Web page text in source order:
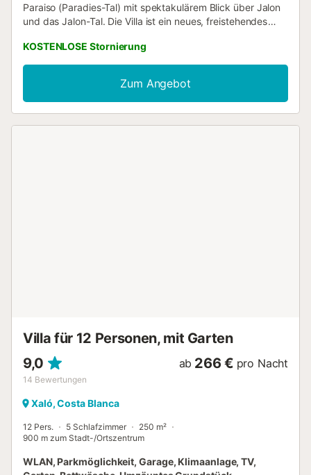
Paraiso (Paradies-Tal) mit spektakulärem Blick über Jalon
und das Jalon-Tal. Die Villa ist ein neues, freistehendes
Pool und verfügt über alle modernen Annehmlichkeiten wie
Klimaanlage in allen Zimmern. In der Nähe der Stadt Jalon,
aber auch eine kurze Fahrt von Calpe, Moraira, Javea und
Denia. Jalon ist ein kleines typisch spanisches Dorf mit
vielen Bars, Restaurants und Cafés in den engen Straßen
KOSTENLOSE Stornierung
Zum Angebot
Villa für 12 Personen, mit Garten
9,0
14 Bewertungen
ab 266 € pro Nacht
Xaló, Costa Blanca
12 Pers. 5 Schlafzimmer
250 m²
900 m zum Stadt-/Ortszentrum
WLAN, Parkmöglichkeit, Garage, Klimaanlage, TV,